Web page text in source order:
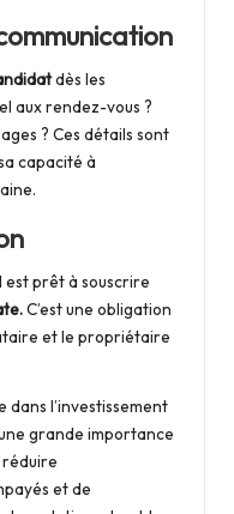
dès les
aux rendez-vous ?
? Ces détails sont
capacité à
prêt à souscrire
C’est une obligation
et le propriétaire
dans l’investissement
grande importance
réduire
et de